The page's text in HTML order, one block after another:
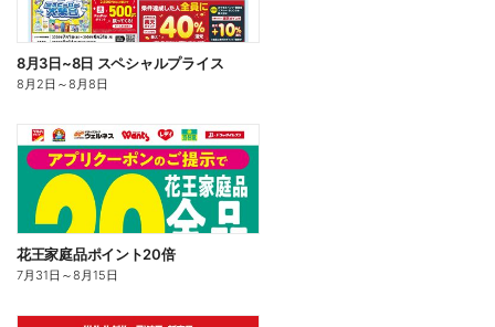
8月3日~8日 スペシャルプライス
8月2日 ～8月8日
花王家庭品ポイント20倍
7月31日 ～8月15日